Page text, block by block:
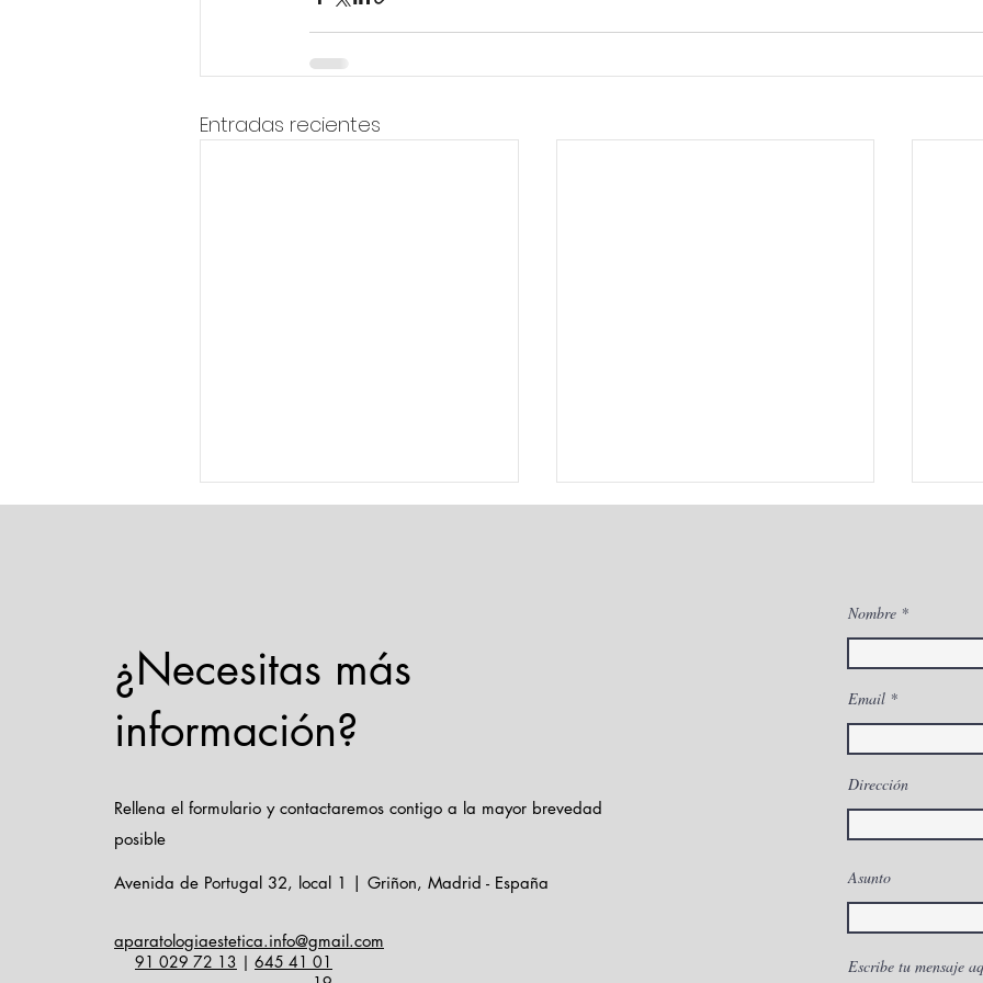
Entradas recientes
disponer del Certificado
inspección de Industria o
equipos láser de diodo e
y
¿Necesitas más
información?
Rellena el formulario y contactaremos contigo a la mayor brevedad
posible
Avenida de Portugal 32, local 1 | Griñon, Madrid - España
aparatologiaestetica.info@gmail.com
91 029 72 13 | 645 41 01
Nombre
Email
Dirección
Asunto
Escribe tu mensaje